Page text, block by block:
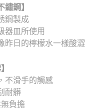
鏽鋼】
鋼製成
器皿所使用
昨日的檸檬水一樣酸澀
不滑手的觸感
耐髒
負擔